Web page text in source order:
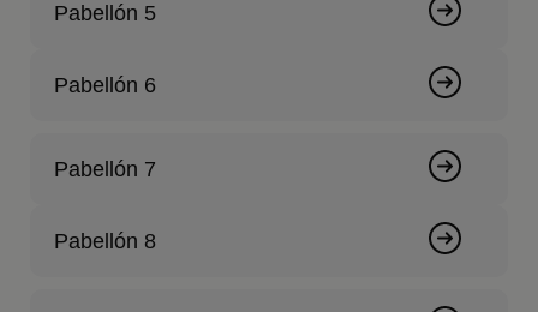
Pabellón 5
Pabellón 6
Pabellón 7
Pabellón 8